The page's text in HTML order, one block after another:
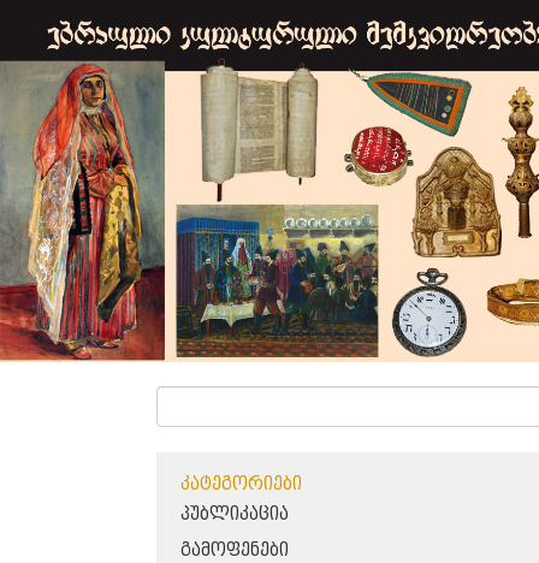
ᲙᲐᲢᲔᲒᲝᲠᲘᲔᲑᲘ
ᲞᲣᲑᲚᲘᲙᲐᲪᲘᲐ
ᲒᲐᲛᲝᲤᲔᲜᲔᲑᲘ